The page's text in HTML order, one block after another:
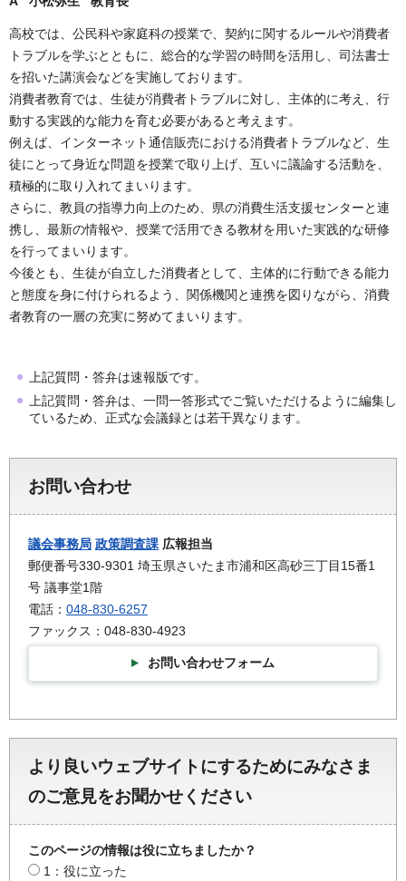
高校では、公民科や家庭科の授業で、契約に関するルールや消費者
トラブルを学ぶとともに、総合的な学習の時間を活用し、司法書士
を招いた講演会などを実施しております。
消費者教育では、生徒が消費者トラブルに対し、主体的に考え、行
動する実践的な能力を育む必要があると考えます。
例えば、インターネット通信販売における消費者トラブルなど、生
徒にとって身近な問題を授業で取り上げ、互いに議論する活動を、
積極的に取り入れてまいります。
さらに、教員の指導力向上のため、県の消費生活支援センターと連
携し、最新の情報や、授業で活用できる教材を用いた実践的な研修
を行ってまいります。
今後とも、生徒が自立した消費者として、主体的に行動できる能力
と態度を身に付けられるよう、関係機関と連携を図りながら、消費
者教育の一層の充実に努めてまいります。
上記質問・答弁は速報版です。
上記質問・答弁は、一問一答形式でご覧いただけるように編集し
ているため、正式な会議録とは若干異なります。
お問い合わせ
議会事務局 政策調査課 広報担当
郵便番号330-9301 埼玉県さいたま市浦和区高砂三丁目15番1
号 議事堂1階
電話： 048-830-6257
ファックス：048-830-4923
お問い合わせフォーム
より良いウェブサイトにするためにみなさま
のご意見をお聞かせください
このページの情報は役に立ちましたか？
1：役に立った